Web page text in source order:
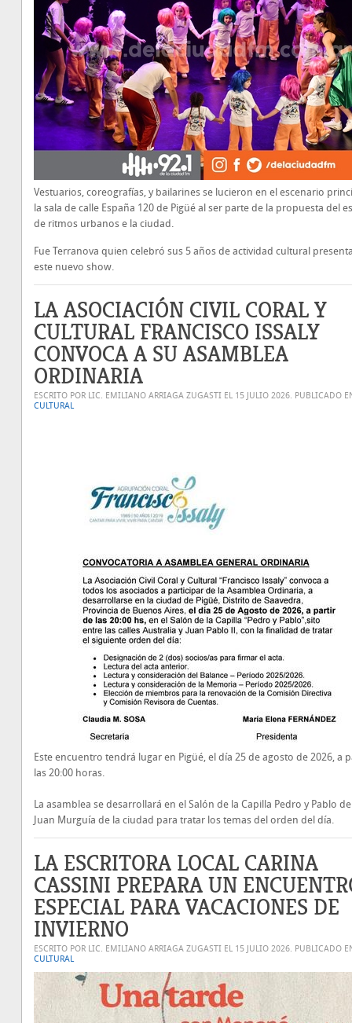
Vestuarios, coreografías, y bailarines se lucieron en el escenario
la sala de calle España 120 de Pigüé al ser parte de la propuesta del
de ritmos urbanos e la ciudad.
Fue Terranova quien celebró sus 5 años de actividad cultural
este nuevo show.
LA ASOCIACIÓN CIVIL CORAL Y
CULTURAL FRANCISCO ISSALY
CONVOCA A SU ASAMBLEA
ORDINARIA
ESCRITO POR LIC. EMILIANO ARRIAGA ZUGASTI EL 15 JULIO 2026. PUBLICADO
CULTURAL
Este encuentro tendrá lugar en Pigüé, el día 25 de agosto de 2026, a
las 20:00 horas.
La asamblea se desarrollará en el Salón de la Capilla Pedro y Pablo
Juan Murguía de la ciudad para tratar los temas del orden del día.
LA ESCRITORA LOCAL CARINA
CASSINI PREPARA UN
ESPECIAL PARA VACACIONES DE
INVIERNO
ESCRITO POR LIC. EMILIANO ARRIAGA ZUGASTI EL 15 JULIO 2026. PUBLICADO
CULTURAL